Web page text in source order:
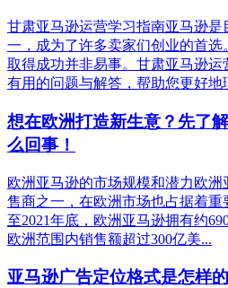
甘肃亚马逊运营学习指南亚马逊
一，成为了许多卖家们创业的首
取得成功并非易事。甘肃亚马逊
有用的问题与解答，帮助您更好地
想在欧洲打造新生意？先了
么回事！
欧洲亚马逊的市场规模和潜力欧
售商之一，在欧洲市场也占据着
至2021年底，欧洲亚马逊拥有约
欧洲范围内销售额超过300亿美...
亚马逊广告定位格式是怎样